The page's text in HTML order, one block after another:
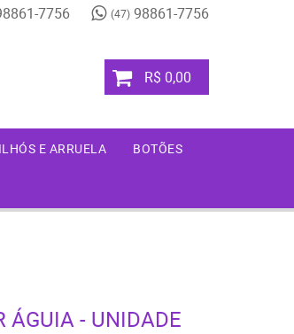
7756 (47)98861-7756
R$ 0,00
ILHÓS E ARRUELA BOTÕES
ÁGUIA - UNIDADE